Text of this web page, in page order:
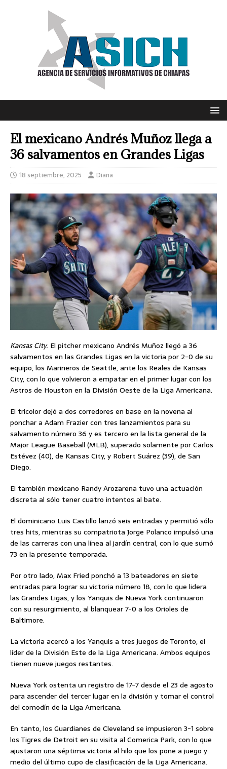
El mexicano Andrés Muñoz llega a
36 salvamentos en Grandes Ligas
18 septiembre, 2025 Diana
Kansas City. El pitcher mexicano Andrés Muñoz llegó a 36
salvamentos en las Grandes Ligas en la victoria por 2-0 de su
equipo, los Marineros de Seattle, ante los Reales de Kansas
City, con lo que volvieron a empatar en el primer lugar con los
Astros de Houston en la División Oeste de la Liga Americana.
El tricolor dejó a dos corredores en base en la novena al
ponchar a Adam Frazier con tres lanzamientos para su
salvamento número 36 y es tercero en la lista general de la
Major League Baseball (MLB), superado solamente por Carlos
Estévez (40), de Kansas City, y Robert Suárez (39), de San
Diego.
El también mexicano Randy Arozarena tuvo una actuación
discreta al sólo tener cuatro intentos al bate.
El dominicano Luis Castillo lanzó seis entradas y permitió sólo
tres hits, mientras su compatriota Jorge Polanco impulsó una
de las carreras con una línea al jardín central, con lo que sumó
73 en la presente temporada.
Por otro lado, Max Fried ponchó a 13 bateadores en siete
entradas para lograr su victoria número 18, con lo que lidera
las Grandes Ligas, y los Yanquis de Nueva York continuaron
con su resurgimiento, al blanquear 7-0 a los Orioles de
Baltimore.
La victoria acercó a los Yanquis a tres juegos de Toronto, el
líder de la División Este de la Liga Americana. Ambos equipos
tienen nueve juegos restantes.
Nueva York ostenta un registro de 17-7 desde el 23 de agosto
para ascender del tercer lugar en la división y tomar el control
del comodín de la Liga Americana.
En tanto, los Guardianes de Cleveland se impusieron 3-1 sobre
los Tigres de Detroit en su visita al Comerica Park, con lo que
ajustaron una séptima victoria al hilo que los pone a juego y
medio del último cupo de clasificación de la Liga Americana.